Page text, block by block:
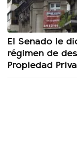
El Senado le
régimen de
Propiedad